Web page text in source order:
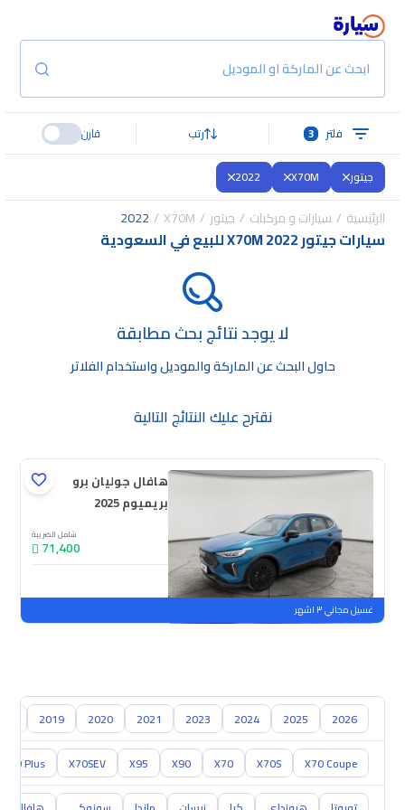
ابحث عن الماركة او الموديل
فلتر 3 رتب قارن
جيتور X70M
2022
الرئيسية سيارات و مركبات جيتور X70M
2022
سيارات جيتور X70M 2022 للبيع في السعودية
لا يوجد نتائج بحث مطابقة
حاول البحث عن الماركة والموديل واستخدام الفلاتر
نقترح عليك النتائج التالية
هافال جوليان برو
بريميوم 2025
شامل الضريبة
71,400
جديدة
ملوحة
غسيل مجاني ٣ اشهر
2026
2025
2024
2023
2021
2020
2019
X70 Coupe
X70S
X70
X90
X95
X70SEV
X70 Plus